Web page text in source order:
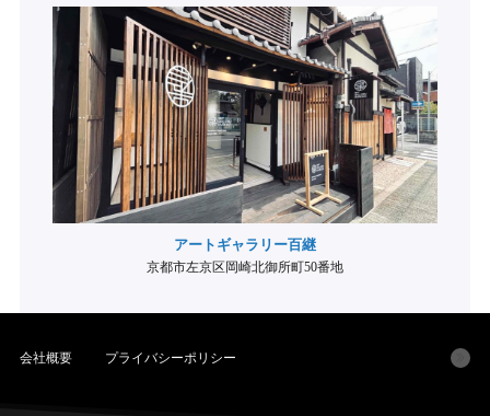
アートギャラリー百継
京都市左京区岡崎北御所町50番地
会社概要 プライバシーポリシー